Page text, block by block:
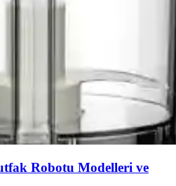
Robotu Modelleri ve